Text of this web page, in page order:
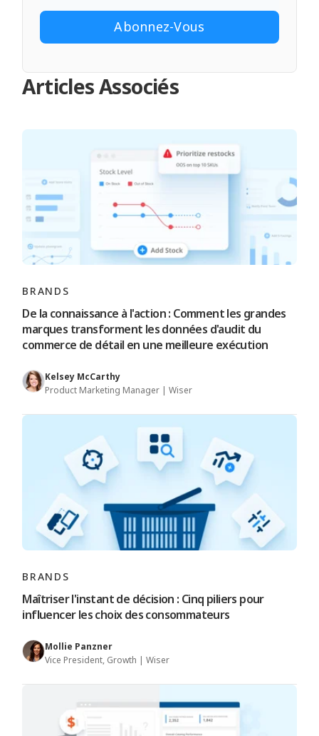
Articles Associés
BRANDS
De la connaissance à l'action : Comment les grandes
marques transforment les données d'audit du
commerce de détail en une meilleure exécution
Kelsey McCarthy
Product Marketing Manager | Wiser
BRANDS
Maîtriser l'instant de décision : Cinq piliers pour
influencer les choix des consommateurs
Mollie Panzner
Vice President, Growth | Wiser